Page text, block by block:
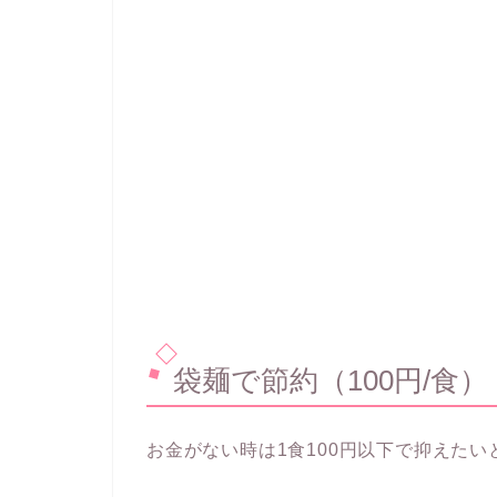
袋麺で節約（100円/食）
お金がない時は1食100円以下で抑えたい